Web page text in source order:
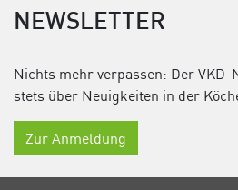
NEWSLETTER
Nichts mehr verpassen: Der
stets über Neuigkeiten in der
Zur Anmeldung